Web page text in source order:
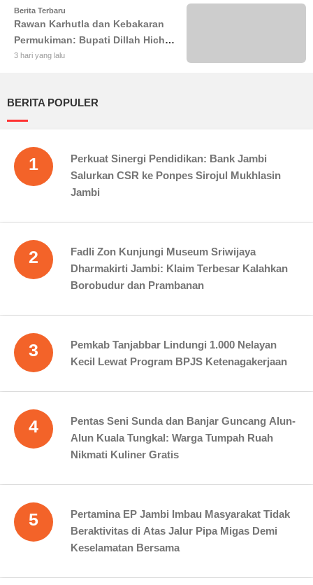
Berita Terbaru
Rawan Karhutla dan Kebakaran
Permukiman: Bupati Dillah Hich
Larang Camat Tinggalkan Wilayah
3 hari yang lalu
BERITA POPULER
1
Perkuat Sinergi Pendidikan: Bank Jambi
Salurkan CSR ke Ponpes Sirojul Mukhlasin
Jambi
2
Fadli Zon Kunjungi Museum Sriwijaya
Dharmakirti Jambi: Klaim Terbesar Kalahkan
Borobudur dan Prambanan
3
Pemkab Tanjabbar Lindungi 1.000 Nelayan
Kecil Lewat Program BPJS Ketenagakerjaan
4
Pentas Seni Sunda dan Banjar Guncang Alun-
Alun Kuala Tungkal: Warga Tumpah Ruah
Nikmati Kuliner Gratis
5
Pertamina EP Jambi Imbau Masyarakat Tidak
Beraktivitas di Atas Jalur Pipa Migas Demi
Keselamatan Bersama